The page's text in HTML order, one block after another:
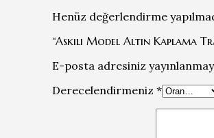
Henüz değerlendirme
“Askılı Model Altın Kaplama
E-posta adresiniz
Derecelendirmeniz *